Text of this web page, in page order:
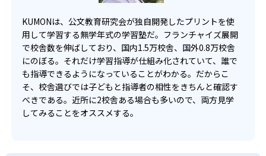
KUMONは、公文教育研究会が独自開発したプリントを使
用して学習する無学年式の学習塾だ。フランチャイズ展開
で校舎数を伸ばしており、国内1.5万校舎、国外0.8万校舎
にのぼる。それだけ学習指導が仕組み化されていて、誰で
も指導できるようになっていることがわかる。だからこ
そ、校舎選びでは子どもと指導者の相性をきちんと確認す
べきである。近所に2校舎ある場合も多いので、両方見学
してみることをオススメする。